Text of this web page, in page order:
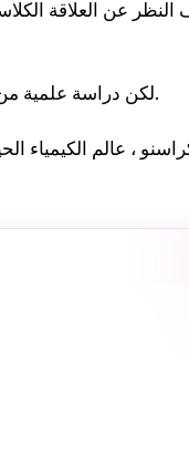
عن العلاقة
لكن دراسة علميةأظهر كيف يمكن أن يكون التنفس العميق فعالاً لصحتنا العامة.
، عالم الكيمياء